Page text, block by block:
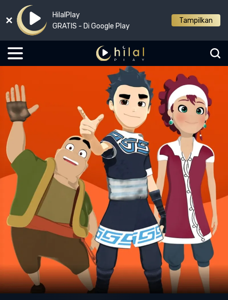
HilalPlay
GRATIS - Di Google Play
Tampilkan